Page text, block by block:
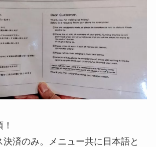
決済のみ。メニュー共に日本語と